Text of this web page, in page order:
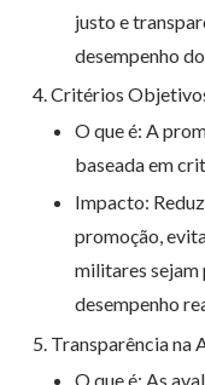
justo e
desempenho
Critérios
O que é: A
baseada em
Impacto:
promoção,
militares sejam
desempenho
Transparência na
O que é: As